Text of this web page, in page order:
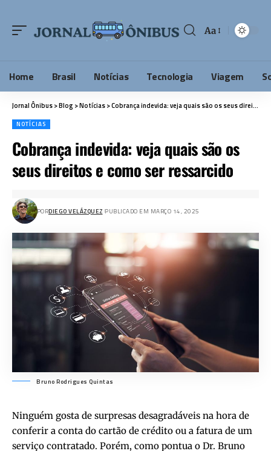
Aa
Home Brasil Notícias Tecnologia Viagem
Jornal Ônibus>Blog >Notícias>Cobrança indevida: veja quais são os seus direitos e como ser ressarcido
NOTÍCIAS
Cobrança indevida: veja quais são os
seus direitos e como ser ressarcido
PORDIEGO VELÁZQUEZ PUBLICADO EM MARÇO 14, 2025
Bruno Rodrigues Quintas
Ninguém gosta de surpresas desagradáveis na hora de
conferir a conta do cartão de crédito ou a fatura de um
serviço contratado. Porém, como pontua o Dr. Bruno